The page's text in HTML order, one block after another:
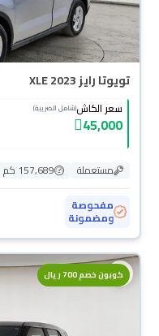
تويوتا رايز XLE 2023
سعر الكاش(شامل الضريبة)
45,000
مستعملة
157,689 كم
مفحوصة
ومضمونة
كوبون خصم 700 ريال
محجوزة